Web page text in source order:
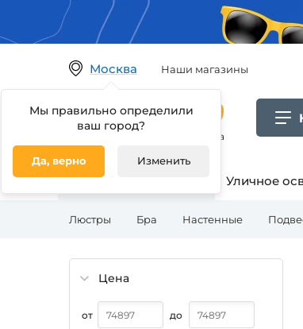
Москва
Мы правильно определили
ваш город?
Да, верно Изменить
Наши магазины
Гипермаркет товаров для дома
Освещение для дома Уличное
Люстры Бра Настенные
Цена
от до